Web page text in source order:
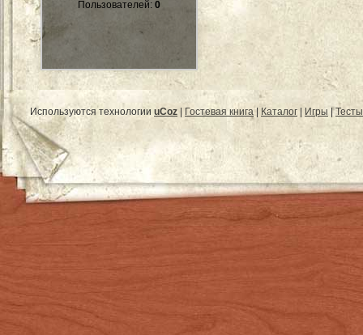
Пользователей: 0
Используются технологии uCoz | Гостевая книга | Каталог | Игры |Тесты